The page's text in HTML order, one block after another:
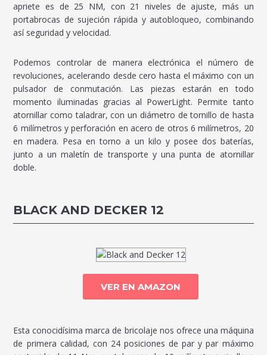
apriete es de 25 NM, con 21 niveles de ajuste, más un
portabrocas de sujeción rápida y autobloqueo, combinando
así seguridad y velocidad.
Podemos controlar de manera electrónica el número de
revoluciones, acelerando desde cero hasta el máximo con un
pulsador de conmutación. Las piezas estarán en todo
momento iluminadas gracias al PowerLight. Permite tanto
atornillar como taladrar, con un diámetro de tornillo de hasta
6 milímetros y perforación en acero de otros 6 milímetros, 20
en madera. Pesa en torno a un kilo y posee dos baterías,
junto a un maletín de transporte y una punta de atornillar
doble.
BLACK AND DECKER 12
VER EN AMAZON
Esta conocidísima marca de bricolaje nos ofrece una máquina
de primera calidad, con 24 posiciones de par y par máximo